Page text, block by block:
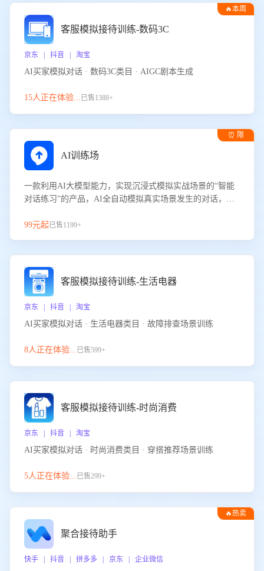
🔥本周
客服模拟接待训练-数码3C
京东 | 抖音 | 淘宝
AI买家模拟对话 · 数码3C类目 · AIGC剧本生成
15人正在体验...已售1388+
⏰ 限
AI训练场
一款利用AI大模型能力，实现沉浸式模拟实战场景的“智能
对话练习”的产品，AI全自动模拟真实场景发生的对话，企
服能力。
99元起已售1199+
客服模拟接待训练-生活电器
京东 | 抖音 | 淘宝
AI买家模拟对话 · 生活电器类目 · 故障排查场景训练
8人正在体验...已售599+
客服模拟接待训练-时尚消费
京东 | 抖音 | 淘宝
AI买家模拟对话 · 时尚消费类目 · 穿搭推荐场景训练
5人正在体验...已售299+
🔥热卖
聚合接待助手
快手 | 抖音 | 拼多多 | 京东 | 企业微信